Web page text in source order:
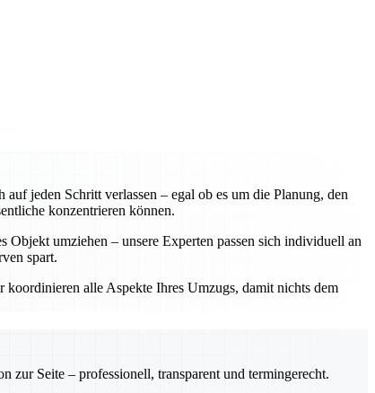
jeden Schritt verlassen – egal ob es um die Planung, den
konzentrieren können.
umziehen – unsere Experten passen sich individuell an
spart.
alle Aspekte Ihres Umzugs, damit nichts dem
zur Seite – professionell, transparent und termingerecht.